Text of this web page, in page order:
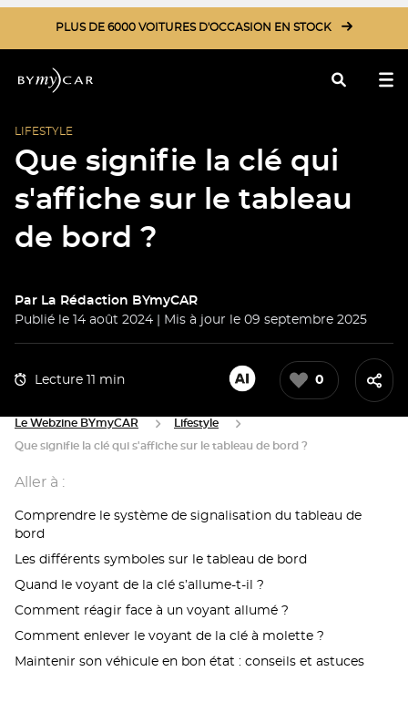
PLUS DE 6000 VOITURES D'OCCASION EN STOCK
Rechercher
LIFESTYLE
Que signifie la clé qui
s'affiche sur le tableau
de bord ?
Par La Rédaction BYmyCAR
Publié le 14 août 2024 | Mis à jour le 09 septembre 2025
Lecture 11 min 0
Le Webzine BYmyCAR Lifestyle
Que signifie la clé qui s'affiche sur le tableau de bord ?
Aller à :
Comprendre le système de signalisation du tableau de
bord
Les différents symboles sur le tableau de bord
Quand le voyant de la clé s’allume-t-il ?
Comment réagir face à un voyant allumé ?
Comment enlever le voyant de la clé à molette ?
Maintenir son véhicule en bon état : conseils et astuces